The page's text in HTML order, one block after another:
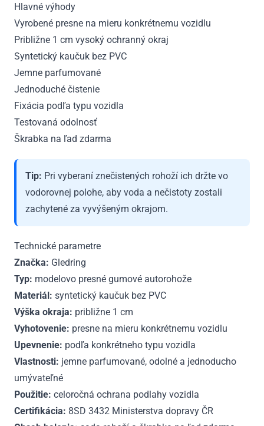
Hlavné výhody
Vyrobené presne na mieru konkrétnemu vozidlu
Približne 1 cm vysoký ochranný okraj
Syntetický kaučuk bez PVC
Jemne parfumované
Jednoduché čistenie
Fixácia podľa typu vozidla
Testovaná odolnosť
Škrabka na ľad zdarma
Tip: Pri vyberaní znečistených rohoží ich držte vo
vodorovnej polohe, aby voda a nečistoty zostali
zachytené za vyvýšeným okrajom.
Technické parametre
Značka: Gledring
Typ: modelovo presné gumové autorohože
Materiál: syntetický kaučuk bez PVC
Výška okraja: približne 1 cm
Vyhotovenie: presne na mieru konkrétnemu vozidlu
Upevnenie: podľa konkrétneho typu vozidla
Vlastnosti: jemne parfumované, odolné a jednoducho
umývateľné
Použitie: celoročná ochrana podlahy vozidla
Certifikácia: 8SD 3432 Ministerstva dopravy ČR